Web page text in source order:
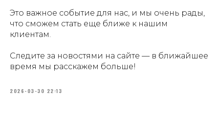
Это важное событие для нас, и мы очень рады,
что сможем стать еще ближе к нашим
клиентам.
Следите за новостями на сайте — в ближайшее
время мы расскажем больше!
2026-03-30 22:13